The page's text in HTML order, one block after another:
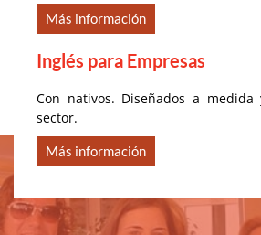
Más información
Inglés para Empresas
Con nativos. Diseñados a
sector.
Más información